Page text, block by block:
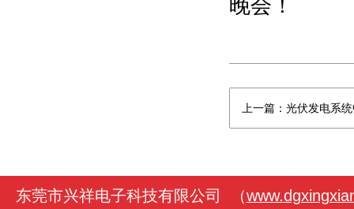
晚会！
上一篇：光伏发电系
东莞市兴祥电子科技有限公司 （